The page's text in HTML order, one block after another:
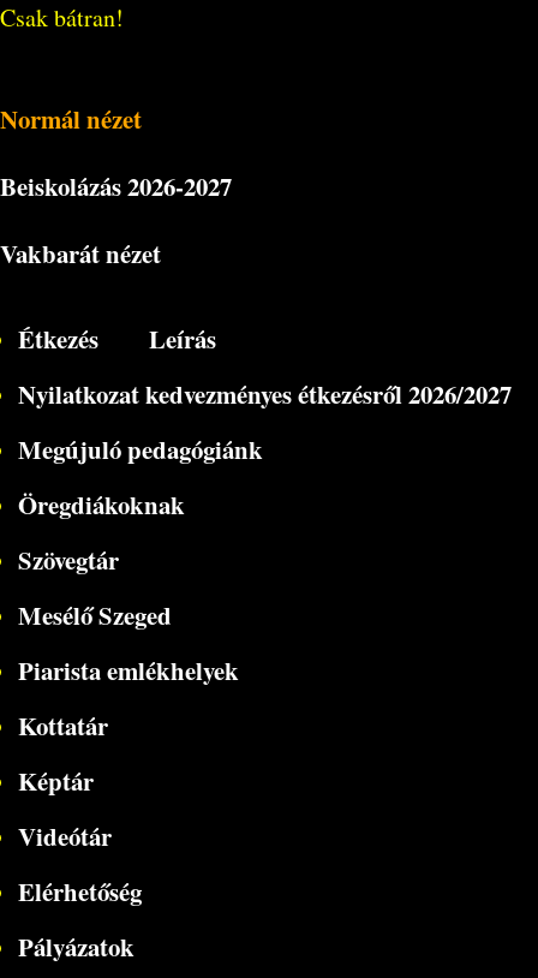
Csak bátran!
Normál nézet
Beiskolázás2026-2027
Vakbarát nézet
Étkezés
Leírás
Nyilatkozat kedvezményes étkezésről 2026/2027
Megújuló pedagógiánk
Öregdiákoknak
Szövegtár
Mesélő Szeged
Piarista emlékhelyek
Kottatár
Képtár
Videótár
Elérhetőség
Pályázatok